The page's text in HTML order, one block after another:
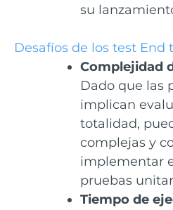
su
Desafíos de los test End
Complejidad
Dado que las
implican
totalidad,
complejas y
implementar
pruebas
Tiempo de